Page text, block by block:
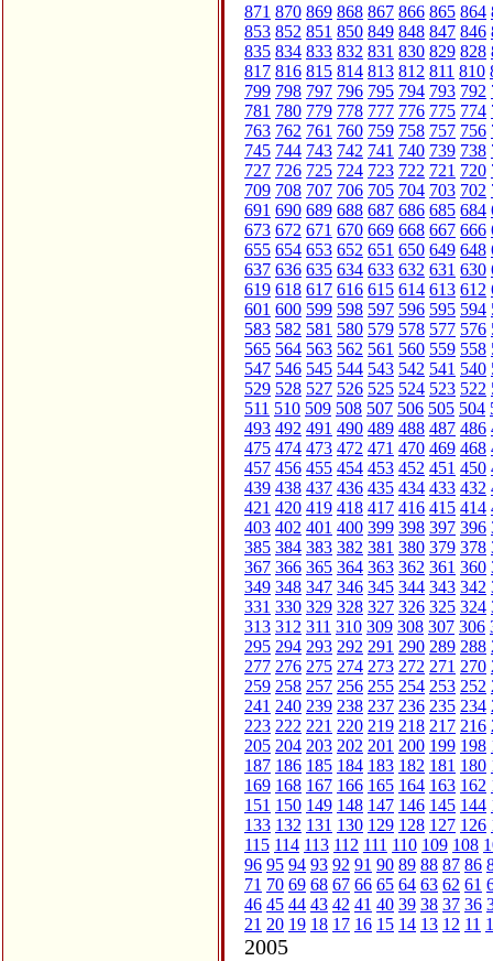
871 870 869 868 867 866 865 864
853 852 851 850 849 848 847 846
835 834 833 832 831 830 829 828
817 816 815 814 813 812 811 810
799 798 797 796 795 794 793 792
781 780 779 778 777 776 775 774
763 762 761 760 759 758 757 756
745 744 743 742 741 740 739 738
727 726 725 724 723 722 721 720
709 708 707 706 705 704 703 702
691 690 689 688 687 686 685 684
673 672 671 670 669 668 667 666
655 654 653 652 651 650 649 648
637 636 635 634 633 632 631 630
619 618 617 616 615 614 613 612
601 600 599 598 597 596 595 594
583 582 581 580 579 578 577 576
565 564 563 562 561 560 559 558
547 546 545 544 543 542 541 540
529 528 527 526 525 524 523 522
511 510 509 508 507 506 505 504
493 492 491 490 489 488 487 486
475 474 473 472 471 470 469 468
457 456 455 454 453 452 451 450
439 438 437 436 435 434 433 432
421 420 419 418 417 416 415 414
403 402 401 400 399 398 397 396
385 384 383 382 381 380 379 378
367 366 365 364 363 362 361 360
349 348 347 346 345 344 343 342
331 330 329 328 327 326 325 324
313 312 311 310 309 308 307 306
295 294 293 292 291 290 289 288
277 276 275 274 273 272 271 270
259 258 257 256 255 254 253 252
241 240 239 238 237 236 235 234
223 222 221 220 219 218 217 216
205 204 203 202 201 200 199 198
187 186 185 184 183 182 181 180
169 168 167 166 165 164 163 162
151 150 149 148 147 146 145 144
133 132 131 130 129 128 127 126
115 114 113 112 111 110 109 108
96 95 94 93 92 91 90 89 88 87 86
71 70 69 68 67 66 65 64 63 62 61
46 45 44 43 42 41 40 39 38 37 36
21 20 19 18 17 16 15 14 13 12 11
2005